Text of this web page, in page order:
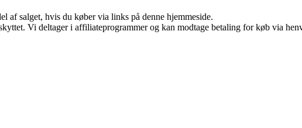
af salget, hvis du køber via links på denne hjemmeside.
Vi deltager i affiliateprogrammer og kan modtage betaling for køb via